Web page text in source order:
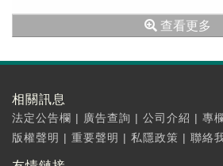
查看更多
相關訊息
法定公告欄 | 廣告查詢 | 公司介紹 | 專
版權聲明 | 重要聲明 | 私隱政策 | 聯絡